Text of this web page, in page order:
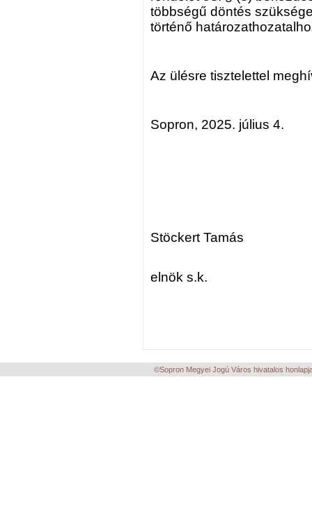
többségű döntés
történő
Az ülésre tisztelettel
Sopron, 2025. július 4.
Stöckert Tamás
elnök s.k.
©Sopron Megyei Jogú Város hivatalos